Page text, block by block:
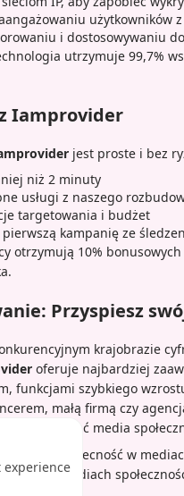
użytkowników
i dostosowywaniu
utrzymuje 99,7%
Iamprovider
jest proste i bez
niż 2 minuty
usługi z naszego
targetowania i budżet
kampanię ze
otrzymują 10%
Przyspiesz
krajobrazie
oferuje najbardziej
funkcjami szybkiego
małą firmą czy
zdominować media
swoją obecność w
w mediach
experience